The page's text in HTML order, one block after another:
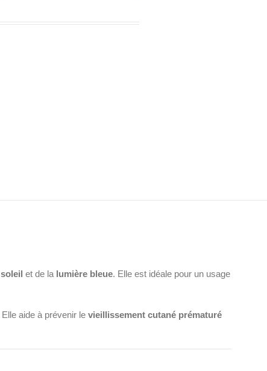
et de la lumière bleue. Elle est idéale pour un usage
aide à prévenir levieillissement cutané prématuré